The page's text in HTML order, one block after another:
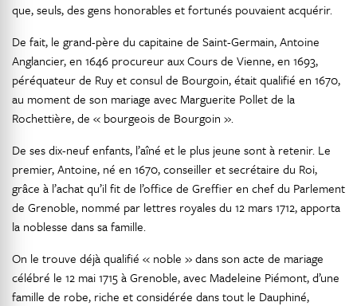
que, seuls, des gens honorables et fortunés pouvaient acquérir.
De fait, le grand-père du capitaine de Saint-Germain, Antoine
Anglancier, en 1646 procureur aux Cours de Vienne, en 1693,
péréquateur de Ruy et consul de Bourgoin, était qualifié en 1670,
au moment de son mariage avec Marguerite Pollet de la
Rochettière, de « bourgeois de Bourgoin ».
De ses dix-neuf enfants, l’aîné et le plus jeune sont à retenir. Le
premier, Antoine, né en 1670, conseiller et secrétaire du Roi,
grâce à l’achat qu’il fit de l’office de Greffier en chef du Parlement
de Grenoble, nommé par lettres royales du 12 mars 1712, apporta
la noblesse dans sa famille.
On le trouve déjà qualifié « noble » dans son acte de mariage
célébré le 12 mai 1715 à Grenoble, avec Madeleine Piémont, d’une
famille de robe, riche et considérée dans tout le Dauphiné,